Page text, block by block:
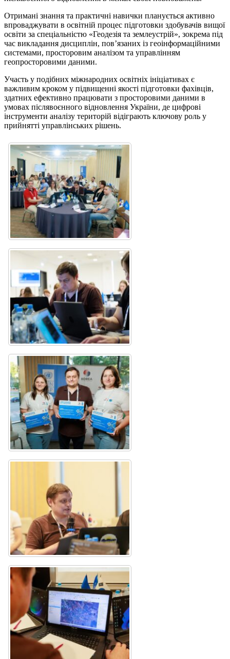
Отримані знання та практичні навички планується активно
впроваджувати в освітній процес підготовки здобувачів вищої
освіти за спеціальністю «Геодезія та землеустрій», зокрема під
час викладання дисциплін, пов’язаних із геоінформаційними
системами, просторовим аналізом та управлінням
геопросторовими даними.
Участь у подібних міжнародних освітніх ініціативах є
важливим кроком у підвищенні якості підготовки фахівців,
здатних ефективно працювати з просторовими даними в
умовах післявоєнного відновлення України, де цифрові
інструменти аналізу територій відіграють ключову роль у
прийнятті управлінських рішень.